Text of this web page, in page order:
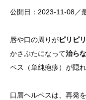
公開日：2023-11-08／
唇や口の周りがピリピ
かさぶたになって治ら
ペス（単純疱疹）が隠
口唇ヘルペスは、再発
診療内容
お悩みから探す
取扱い機器・治療一覧
料金一覧